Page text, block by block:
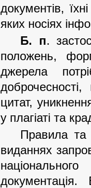
документів,
яких носіях
Б. п.
положень,
джерела
цитат,
у плагіаті та
Правила та
виданнях
документація.